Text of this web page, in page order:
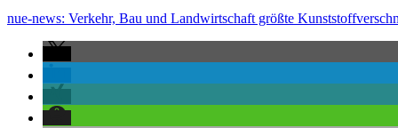
nue-news: Verkehr, Bau und Landwirtschaft größte